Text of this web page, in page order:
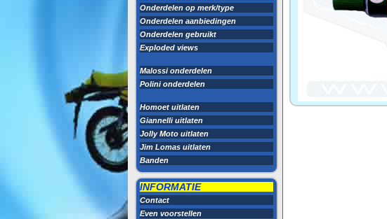
Onderdelen op merk/type
Onderdelen aanbiedingen
Onderdelen gebruikt
Exploded views
Malossi onderdelen
Polini onderdelen
Homoet uitlaten
Giannelli uitlaten
Jolly Moto uitlaten
Jim Lomas uitlaten
Banden
INFORMATIE
Contact
Even voorstellen